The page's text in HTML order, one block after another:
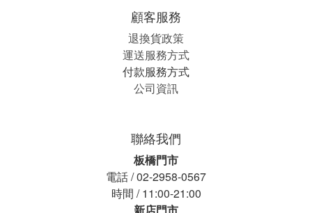
顧客服務
退換貨政策
運送服務方式
付款服務方式
公司資訊
聯絡我們
板橋門市
電話 / 02-2958-0567
時間 / 11:00-21:00